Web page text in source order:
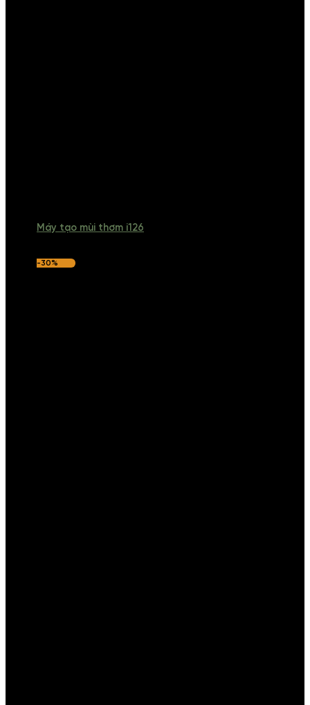
Máy tạo mùi thơm i126
-30%